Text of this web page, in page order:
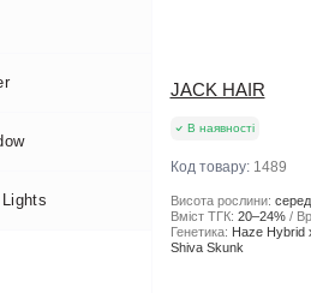
Lights
JACK HAIR
В наявності
Код товару: 1489
Висота рослини:
Вміст ТГК: 20–24%
Генетика: Haze Hybrid
Shiva Skunk